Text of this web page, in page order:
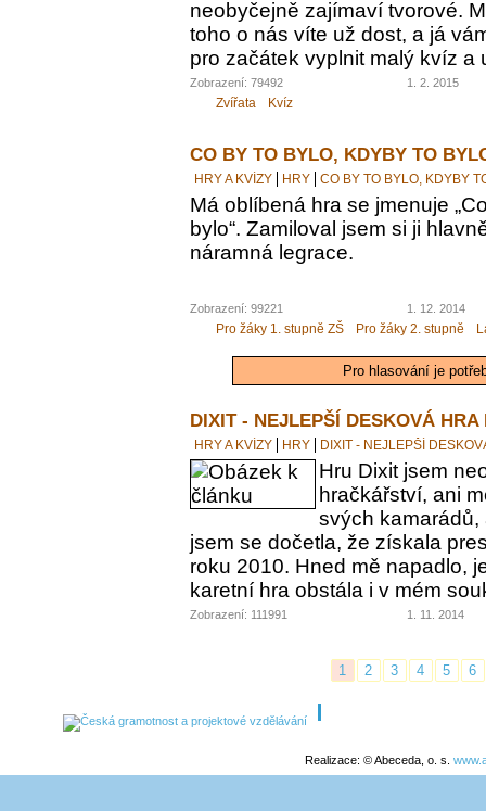
neobyčejně zajímaví tvorové.
toho o nás víte už dost, a já
pro začátek vyplnit malý kvíz a
Zobrazení: 79492 1. 2. 2015
Zvířata Kvíz
CO BY TO BYLO, KDYBY TO
HRY A KVÍZY HRY CO BY TO BYLO, KDYBY
Má oblíbená hra se jmenuje
bylo“. Zamiloval jsem si ji
náramná legrace.
Zobrazení: 99221 1. 12. 2014
Pro žáky 1. stupně ZŠ Pro žáky 2. stupně
Pro hlasování je
DIXIT - NEJLEPŠÍ DESKOVÁ HRA
HRY A KVÍZY HRY DIXIT - NEJLEPŠÍ
Hru Dixit jsem
hračkářství, ani
svých kamarádů,
jsem se dočetla, že získala
roku 2010. Hned mě napadlo,
karetní hra obstála i v mém
Zobrazení: 111991 1. 11. 2014
1 2 3 4 5 6
Realizace: © Abeceda, o. s.